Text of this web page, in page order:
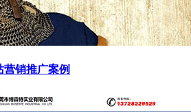
销推广案例